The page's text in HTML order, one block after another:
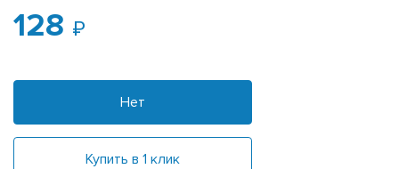
128
Нет
Купить в 1 клик